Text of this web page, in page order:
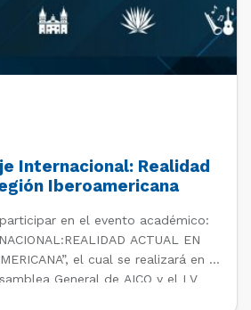
Internacional: Realidad
Iberoamericana
en el evento académico:
ACTUAL EN
el cual se realizará en el
General de AICO y el LV
en Guadalajara – México, del 2